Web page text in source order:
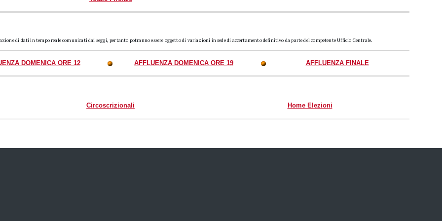
di dati in tempo reale comunicati dai seggi, pertanto potranno essere oggetto di variazioni in sede di accertamento definitivo da parte del competente Ufficio Centrale.
DOMENICA ORE 12 AFFLUENZA DOMENICA ORE 19 AFFLUENZA FINALE
Circoscrizionali Home Elezioni